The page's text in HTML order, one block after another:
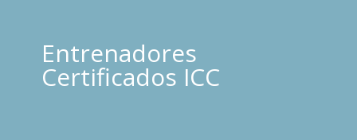
Entrenadores
Certificados ICC